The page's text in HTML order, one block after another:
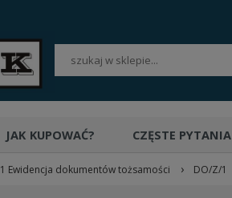
JAK KUPOWAĆ? CZĘSTE PYTANIA
1 Ewidencja dokumentów tożsamości › DO/Z/1